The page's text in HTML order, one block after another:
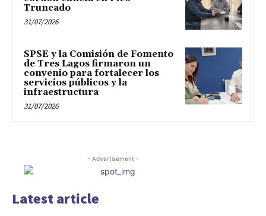
Truncado
31/07/2026
SPSE y la Comisión de Fomento
de Tres Lagos firmaron un
convenio para fortalecer los
servicios públicos y la
infraestructura
31/07/2026
- Advertisement -
Latest article